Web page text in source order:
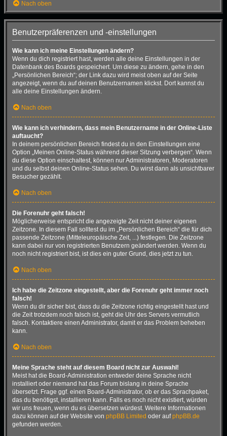
Nach oben
Benutzerpräferenzen und -einstellungen
Wie kann ich meine Einstellungen ändern?
Wenn du dich registriert hast, werden alle deine Einstellungen in der
Datenbank des Boards gespeichert. Um diese zu ändern, gehe in den
„Persönlichen Bereich“; der Link dazu wird meist oben auf der Seite
angezeigt, wenn du auf deinen Benutzernamen klickst. Dort kannst du
alle deine Einstellungen ändern.
Nach oben
Wie kann ich verhindern, dass mein Benutzername in der Online-Liste
auftaucht?
In deinem persönlichen Bereich findest du in den Einstellungen eine
Option „Meinen Online-Status während dieser Sitzung verbergen“. Wenn
du diese Option einschaltest, können nur Administratoren, Moderatoren
und du selbst deinen Online-Status sehen. Du wirst dann als unsichtbarer
Besucher gezählt.
Nach oben
Die Forenuhr geht falsch!
Möglicherweise entspricht die angezeigte Zeit nicht deiner eigenen
Zeitzone. In diesem Fall solltest du im „Persönlichen Bereich“ die für dich
passende Zeitzone (Mitteleuropäische Zeit, ...) festlegen. Die Zeitzone
kann dabei nur von registrierten Benutzern geändert werden. Wenn du
noch nicht registriert bist, ist dies ein guter Grund, dies jetzt zu tun.
Nach oben
Ich habe die Zeitzone eingestellt, aber die Forenuhr geht immer noch
falsch!
Wenn du dir sicher bist, dass du die Zeitzone richtig eingestellt hast und
die Zeit trotzdem noch falsch ist, geht die Uhr des Servers vermutlich
falsch. Kontaktiere einen Administrator, damit er das Problem beheben
kann.
Nach oben
Meine Sprache steht auf diesem Board nicht zur Auswahl!
Meist hat die Board-Administration entweder deine Sprache nicht
installiert oder niemand hat das Forum bislang in deine Sprache
übersetzt. Frage ggf. einen Board-Administrator, ob er das Sprachpaket,
das du benötigst, installieren kann. Falls es noch nicht existiert, würden
wir uns freuen, wenn du es übersetzen würdest. Weitere Informationen
dazu können auf der Website von phpBB Limited oder aufphpBB.de
gefunden werden.